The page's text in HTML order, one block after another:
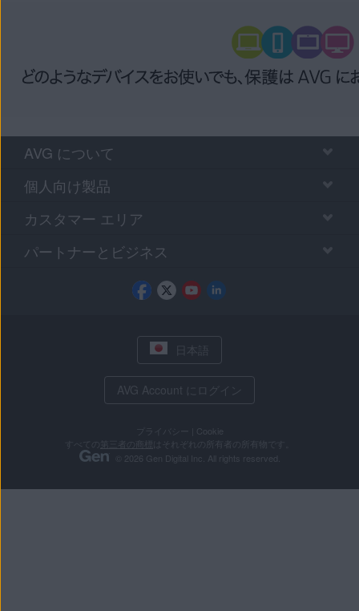
AVG について
個人向け製品
カスタマー エリア
パートナーとビジネス
日本語
AVG Account にログイン
プライバシー
Cookie
第三者の商標
はそれぞれの所有者の所有物です。
© 2026 Gen Digital Inc. All rights reserved.